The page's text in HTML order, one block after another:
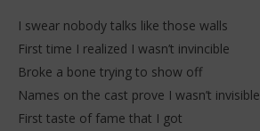
I swear nobody talks like those walls
First time I realized I wasn’t invincible
Broke a bone trying to show off
Names on the cast prove I wasn’t invisible
First taste of fame that I got